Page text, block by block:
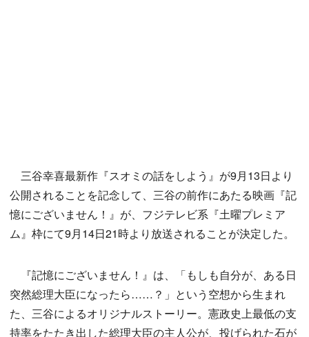
三谷幸喜最新作『スオミの話をしよう』が9月13日より
公開されることを記念して、三谷の前作にあたる映画『記
憶にございません！』が、フジテレビ系『土曜プレミア
ム』枠にて9月14日21時より放送されることが決定した。
『記憶にございません！』は、「もしも自分が、ある日
突然総理大臣になったら……？」という空想から生まれ
た、三谷によるオリジナルストーリー。憲政史上最低の支
持率をたたき出した総理大臣の主人公が、投げられた石が